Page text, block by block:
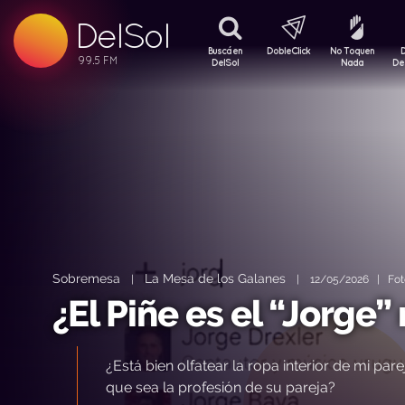
DelSol
99.5 FM
99.5 FM
99.5 FM
Buscá en
DelSol
DobleClick
No Toquen
Nada
Sobremesa | La Mesa de los Galanes | 12/05/2026 |
¿El Piñe es el
¿Está bien olfatear la ropa interior de mi
que sea la profesión de su pareja?